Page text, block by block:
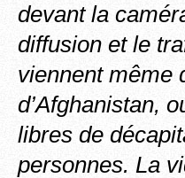
devant la
diffusion et le
viennent même
d’Afghanistan,
libres de
personnes. La